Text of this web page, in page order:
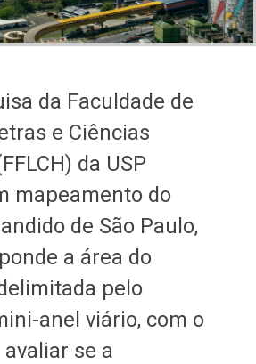
da Faculdade de
e Ciências
da USP
mapeamento do
de São Paulo,
a área do
pelo
anel viário, com o
se a